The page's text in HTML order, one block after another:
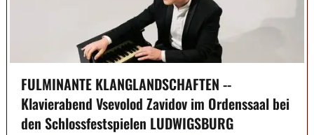
FULMINANTE KLANGLANDSCHAFTEN --
Klavierabend Vsevolod Zavidov im Ordenssaal bei
den Schlossfestspielen LUDWIGSBURG